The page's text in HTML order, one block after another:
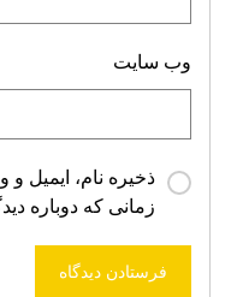
وب‌ سایت
ذخیره نام، ایمیل
زمانی که دوباره